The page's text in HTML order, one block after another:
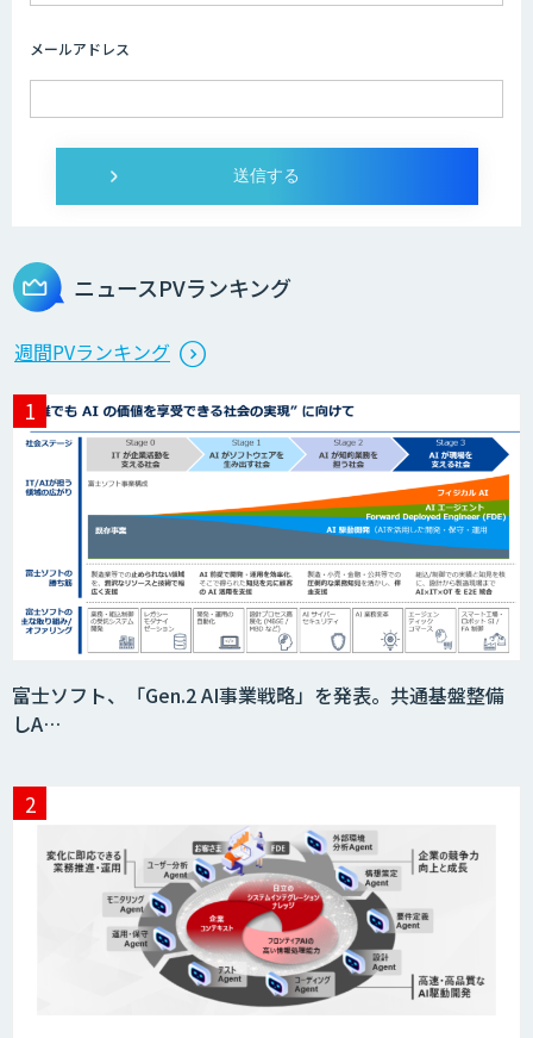
メールアドレス
ニュースPVランキング
週間PVランキング
富士ソフト、「Gen.2 AI事業戦略」を発表。共通基盤整備
しA…